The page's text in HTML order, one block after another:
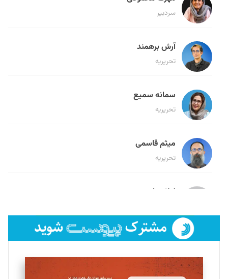
سردبیر
آرش برهمند
تحریریه
سمانه سمیع
تحریریه
میثم قاسمی
تحریریه
لیلا حنارود
فائزه فتحی رستمی
تحریریه